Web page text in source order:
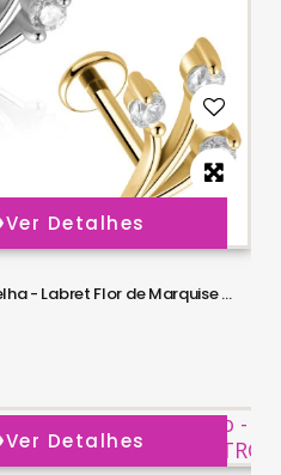
Ver Detalhes
Piercing de Orelha - Labret Flor de Marquise com 3 Gemas - Rosca Interna - 6ORE1057
Ver Detalhes